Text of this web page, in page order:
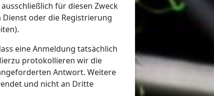
für diesen Zweck
oder die Registrierung
eine Anmeldung tatsächlich
protokollieren wir die
Antwort. Weitere
und nicht an Dritte